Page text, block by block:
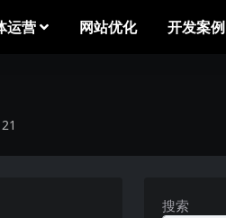
运营 网站优化 开发案例
21
搜索